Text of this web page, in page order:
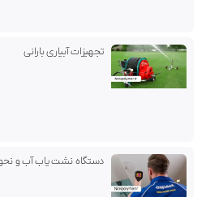
تجهیزات آبیاری بارانی
دستگاه نشت یاب آب و